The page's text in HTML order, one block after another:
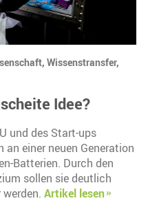
Wissenstransfer,
Idee?
und des Start-ups
an einer neuen Generation
Batterien. Durch den
sollen sie deutlich
Artikel lesen